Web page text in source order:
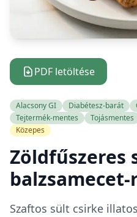
PDF letöltése
Alacsony GI Diabétesz-barát
Tejtermék-mentes
Tojásmentes
Közepes
Zöldfűszeres
Szaftos sült csirke